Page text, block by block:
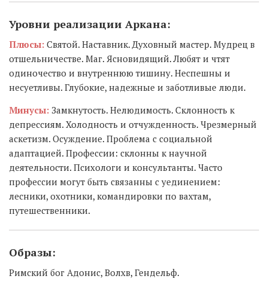
Уровни реализации Аркана:
Плюсы: Святой. Наставник. Духовный мастер. Мудрец в
отшельничестве. Маг. Ясновидящий. Любят и чтят
одиночество и внутреннюю тишину. Неспешны и
несуетливы. Глубокие, надежные и заботливые люди.
Минусы: Замкнутость. Нелюдимость. Склонность к
депрессиям. Холодность и отчужденность. Чрезмерный
аскетизм. Осуждение. Проблема с социальной
адаптацией. Профессии: склонны к научной
деятельности. Психологи и консультанты. Часто
профессии могут быть связанны с уединением:
лесники, охотники, командировки по вахтам,
путешественники.
Образы:
Римский бог Адонис, Волхв, Гендельф.